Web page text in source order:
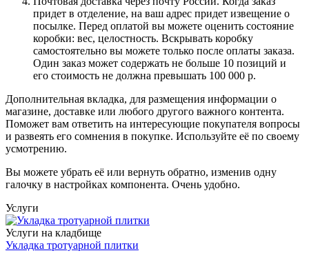
придет в отделение, на ваш адрес придет извещение о
посылке. Перед оплатой вы можете оценить состояние
коробки: вес, целостность. Вскрывать коробку
самостоятельно вы можете только после оплаты заказа.
Один заказ может содержать не больше 10 позиций и
его стоимость не должна превышать 100 000 р.
Дополнительная вкладка, для размещения информации о
магазине, доставке или любого другого важного контента.
Поможет вам ответить на интересующие покупателя вопросы
и развеять его сомнения в покупке. Используйте её по своему
усмотрению.
Вы можете убрать её или вернуть обратно, изменив одну
галочку в настройках компонента. Очень удобно.
Услуги
Услуги на кладбище
Укладка тротуарной плитки